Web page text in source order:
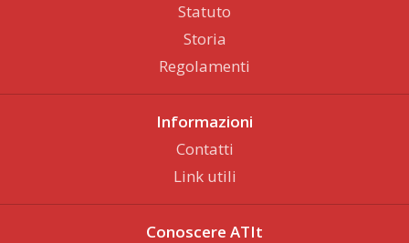
Statuto
Storia
Regolamenti
Informazioni
Contatti
Link utili
Conoscere ATIt